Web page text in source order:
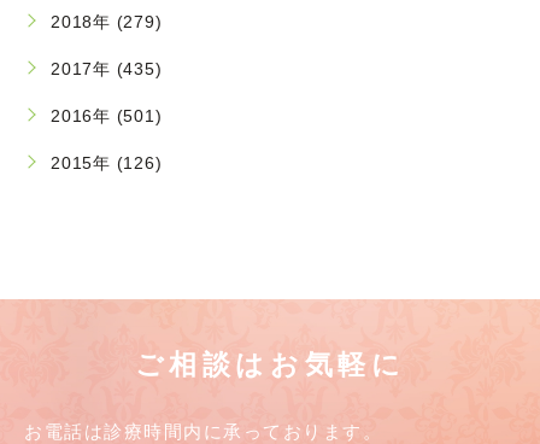
2018年 (279)
2017年 (435)
2016年 (501)
2015年 (126)
ご相談はお気軽に
お電話は診療時間内に承っております。